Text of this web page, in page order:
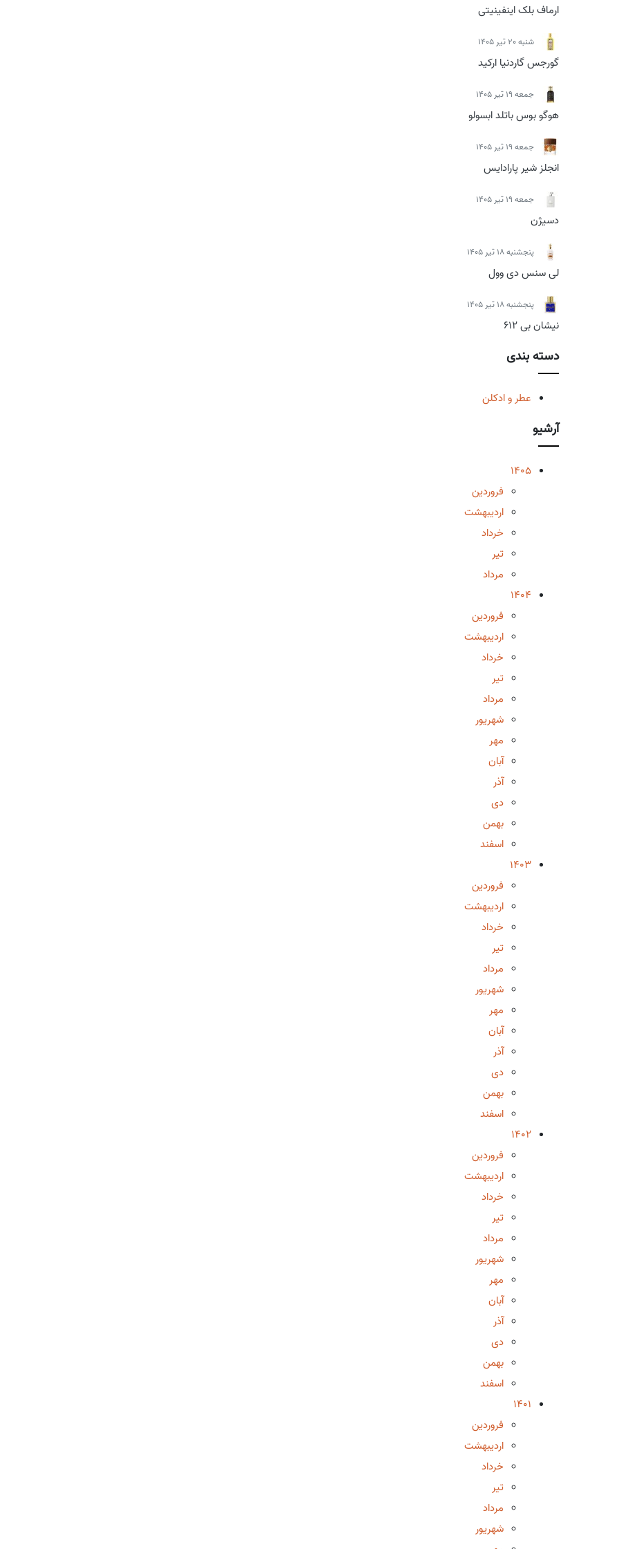
ارماف بلک اینفینیتی
شنبه 20 تیر 1405
گورجس گاردنیا ارکید
جمعه 19 تیر 1405
هوگو بوس باتلد ابسولو
جمعه 19 تیر 1405
انجلز شیر پارادایس
جمعه 19 تیر 1405
دسیژن
پنجشنبه 18 تیر 1405
لی سنس دی وول
پنجشنبه 18 تیر 1405
نیشان بی 612
دسته بندی
عطر و ادکلن
آرشیو
1405
فروردین
اردیبهشت
خرداد
تیر
مرداد
1404
فروردین
اردیبهشت
خرداد
تیر
مرداد
شهریور
مهر
آبان
آذر
دی
بهمن
اسفند
1403
فروردین
اردیبهشت
خرداد
تیر
مرداد
شهریور
مهر
آبان
آذر
دی
بهمن
اسفند
1402
فروردین
اردیبهشت
خرداد
تیر
مرداد
شهریور
مهر
آبان
آذر
دی
بهمن
اسفند
1401
فروردین
اردیبهشت
خرداد
تیر
مرداد
شهریور